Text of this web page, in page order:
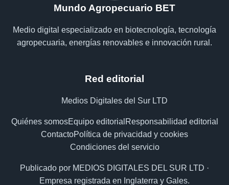
Mundo Agropecuario BET
Medio digital especializado en biotecnología, tecnología
agropecuaria, energías renovables e innovación rural.
Red editorial
Medios Digitales del Sur LTD
Quiénes somosEquipo editorial Responsabilidad editorial
ContactoPolítica de privacidad y cookies
Condiciones del servicio
Publicado por MEDIOS DIGITALES DEL SUR LTD ·
Empresa registrada en Inglaterra y Gales.